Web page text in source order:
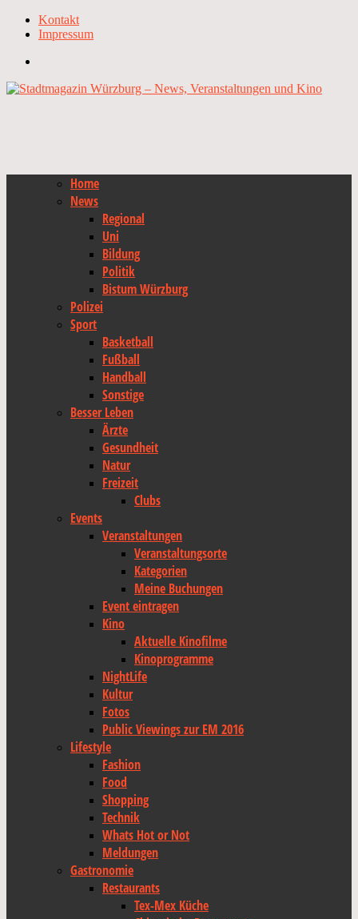
Kontakt
Impressum
Home
News
Regional
Uni
Bildung
Politik
Bistum Würzburg
Polizei
Sport
Basketball
Fußball
Handball
Sonstige
Besser Leben
Ärzte
Gesundheit
Natur
Freizeit
Clubs
Events
Veranstaltungen
Veranstaltungsorte
Kategorien
Meine Buchungen
Event eintragen
Kino
Aktuelle Kinofilme
Kinoprogramme
NightLife
Kultur
Fotos
Public Viewings zur EM 2016
Lifestyle
Fashion
Food
Shopping
Technik
Whats Hot or Not
Meldungen
Gastronomie
Restaurants
Tex-Mex Küche